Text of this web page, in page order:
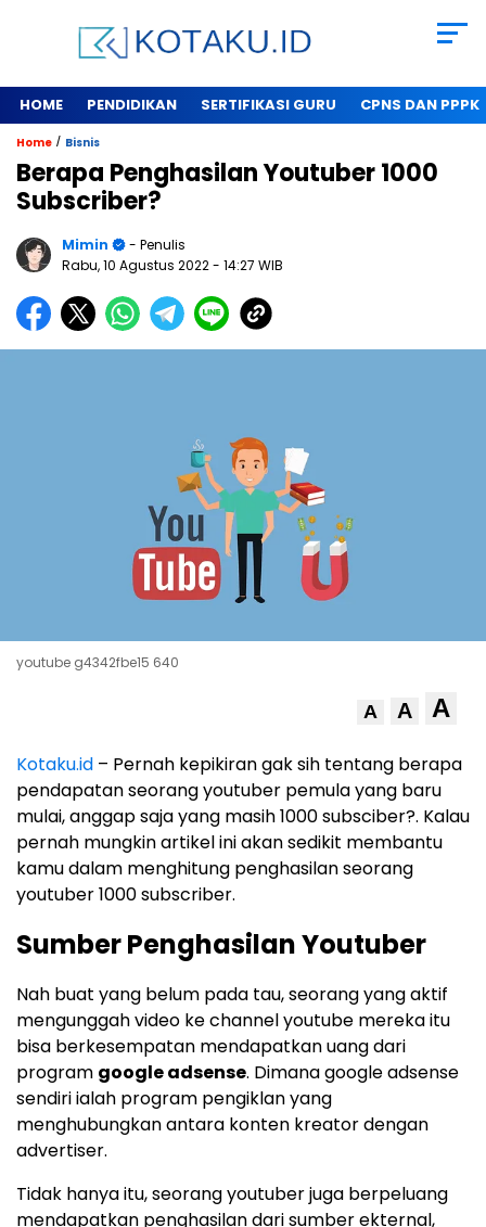
HOME PENDIDIKAN SERTIFIKASI GURU CPNS DAN PPPK
Home / Bisnis
Berapa Penghasilan Youtuber 1000
Subscriber?
Mimin
- Penulis
Rabu, 10 Agustus 2022- 14:27 WIB
youtube g4342fbe15 640
A A A
Kotaku.id – Pernah kepikiran gak sih tentang berapa
pendapatan seorang youtuber pemula yang baru
mulai, anggap saja yang masih 1000 subsciber?. Kalau
pernah mungkin artikel ini akan sedikit membantu
kamu dalam menghitung penghasilan seorang
youtuber 1000 subscriber.
Sumber Penghasilan Youtuber
Nah buat yang belum pada tau, seorang yang aktif
mengunggah video ke channel youtube mereka itu
bisa berkesempatan mendapatkan uang dari
program google adsense. Dimana google adsense
sendiri ialah program pengiklan yang
menghubungkan antara konten kreator dengan
advertiser.
Tidak hanya itu, seorang youtuber juga berpeluang
mendapatkan penghasilan dari sumber ekternal,